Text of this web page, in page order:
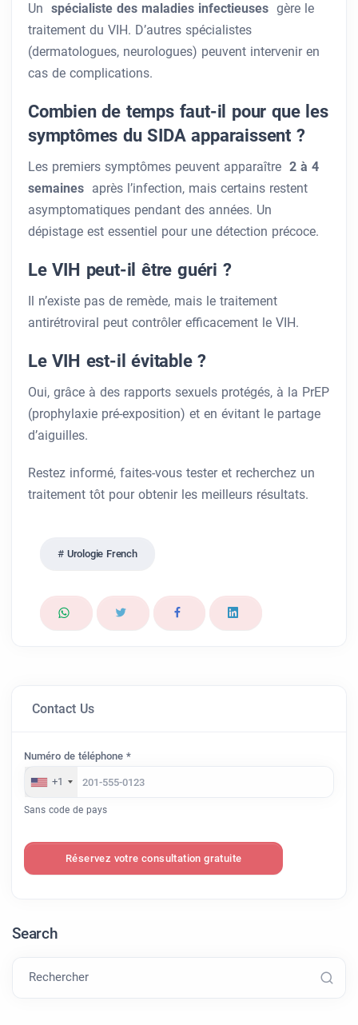
Un spécialiste des maladies infectieuses gère le
traitement du VIH. D’autres spécialistes
(dermatologues, neurologues) peuvent intervenir en
cas de complications.
Combien de temps faut-il pour que les
symptômes du SIDA apparaissent ?
Les premiers symptômes peuvent apparaître 2 à 4
semaines après l’infection, mais certains restent
asymptomatiques pendant des années. Un
dépistage est essentiel pour une détection précoce.
Le VIH peut-il être guéri ?
Il n’existe pas de remède, mais le traitement
antirétroviral peut contrôler efficacement le VIH.
Le VIH est-il évitable ?
Oui, grâce à des rapports sexuels protégés, à la PrEP
(prophylaxie pré-exposition) et en évitant le partage
d’aiguilles.
Restez informé, faites-vous tester et recherchez un
traitement tôt pour obtenir les meilleurs résultats.
Urologie French
Contact Us
Numéro de téléphone *
+1
Sans code de pays
Réservez votre consultation gratuite
Search
Rechercher